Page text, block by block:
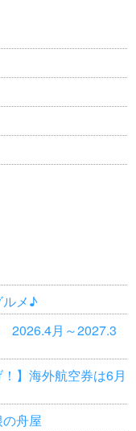
ルメ♪
2026.4月～2027.3
】海外航空券は6月
舟屋